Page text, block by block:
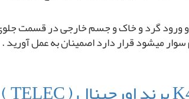
گرد و خاک و جسم خارجی در قسمت جلوی
میشود قرار دارد اصمینان به عمل آورید .